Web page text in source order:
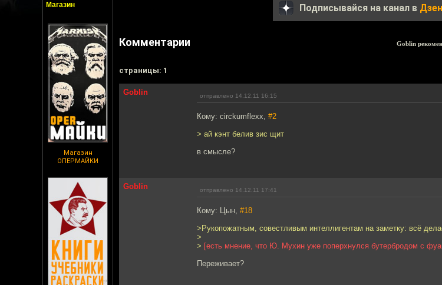
Магазин
Магазин
ОПЕРМАЙКИ
Подписывайся на канал в Дзен
Комментарии Goblin
cтраницы: 1
Goblin отправлено 14.12.11 16:15
Кому: circkumflexx, #2
> ай кэнт белив зис щит
в смысле?
Goblin отправлено 14.12.11 17:41
Кому: Цын, #18
>Рукопожатным, совестливым интеллигентам на заметку: всё
>
> [есть мнение, что Ю. Мухин уже поперхнулся бутербродом с
Переживает?